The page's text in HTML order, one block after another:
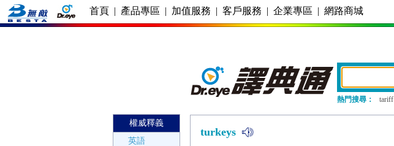
首頁 | 產品專區 | 加值服務 | 客戶服務 | 企業專區 | 網路商城
熱門搜尋： tariff
權威釋義
英語
turkeys